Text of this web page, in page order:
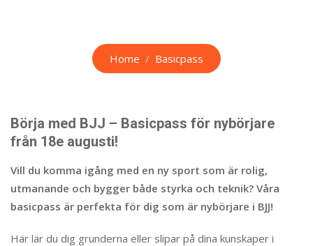
Home Basicpass
Börja med BJJ – Basicpass för nybörjare
från 18e augusti!
Vill du komma igång med en ny sport som är rolig,
utmanande och bygger både styrka och teknik? Våra
basicpass är perfekta för dig som är nybörjare i BJJ!
Här lär du dig grunderna eller slipar på dina kunskaper i